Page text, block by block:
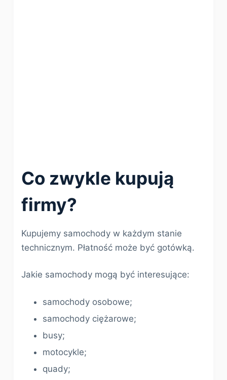
Co zwykle kupują
firmy?
Kupujemy samochody w każdym stanie
technicznym. Płatność może być gotówką.
Jakie samochody mogą być interesujące:
samochody osobowe;
samochody ciężarowe;
busy;
motocykle;
quady;